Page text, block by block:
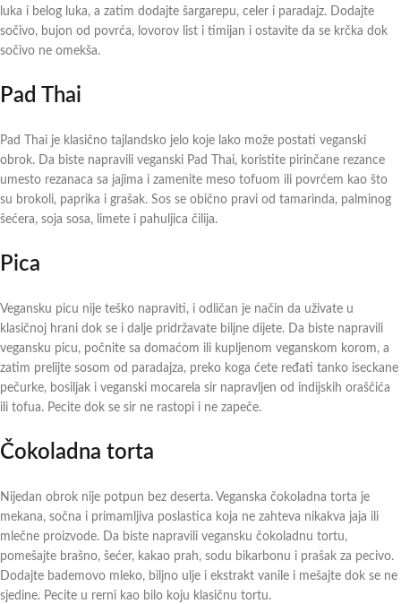
luka i belog luka, a zatim dodajte šargarepu, celer i paradajz. Dodajte
sočivo, bujon od povrća, lovorov list i timijan i ostavite da se krčka dok
sočivo ne omekša.
Pad Thai
Pad Thai je klasično tajlandsko jelo koje lako može postati veganski
obrok. Da biste napravili veganski Pad Thai, koristite pirinčane rezance
umesto rezanaca sa jajima i zamenite meso tofuom ili povrćem kao što
su brokoli, paprika i grašak. Sos se obično pravi od tamarinda, palminog
šećera, soja sosa, limete i pahuljica čilija.
Pica
Vegansku picu nije teško napraviti, i odličan je način da uživate u
klasičnoj hrani dok se i dalje pridržavate biljne dijete. Da biste napravili
vegansku picu, počnite sa domaćom ili kupljenom veganskom korom, a
zatim prelijte sosom od paradajza, preko koga ćete ređati tanko iseckane
pečurke, bosiljak i veganski mocarela sir napravljen od indijskih oraščića
ili tofua. Pecite dok se sir ne rastopi i ne zapeče.
Čokoladna torta
Nijedan obrok nije potpun bez deserta. Veganska čokoladna torta je
mekana, sočna i primamljiva poslastica koja ne zahteva nikakva jaja ili
mlečne proizvode. Da biste napravili vegansku čokoladnu tortu,
pomešajte brašno, šećer, kakao prah, sodu bikarbonu i prašak za pecivo.
Dodajte bademovo mleko, biljno ulje i ekstrakt vanile i mešajte dok se ne
sjedine. Pecite u rerni kao bilo koju klasičnu tortu.